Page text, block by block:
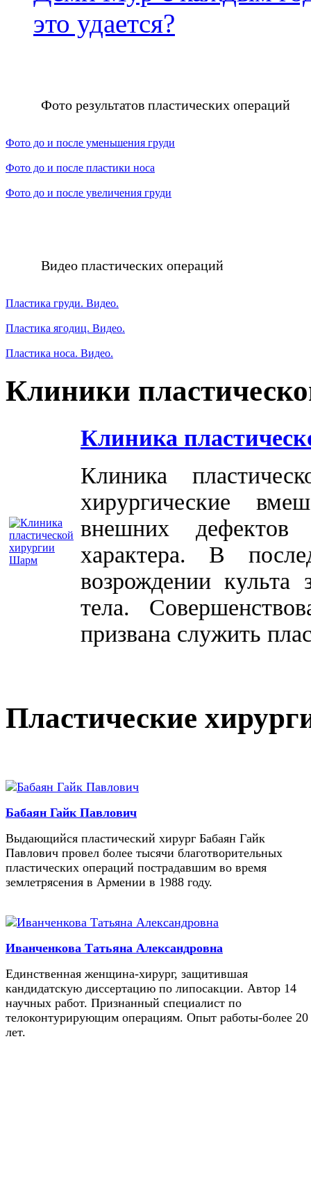
это удается?
Фото результатов пластических операций
Фото до и после уменьшения груди
Фото до и после пластики носа
Фото до и после увеличения груди
Видео пластических операций
Пластика груди. Видео.
Пластика ягодиц. Видео.
Пластика носа. Видео.
Клиники
Клиника
Клиника
хирургические
внешних дефектов
характера. В
возрождении культа
тела.
призвана служить
Пластические
Бабаян Гайк Павлович
Выдающийся пластический хирург Бабаян Гайк
Павлович провел более тысячи благотворительных
пластических операций пострадавшим во время
землетрясения в Армении в 1988 году.
Иванченкова Татьяна Александровна
Единственная женщина-хирург, защитившая
кандидатскую диссертацию по липосакции. Автор 14
научных работ. Признанный специалист по
телоконтурирующим операциям. Опыт работы-более 20
лет.